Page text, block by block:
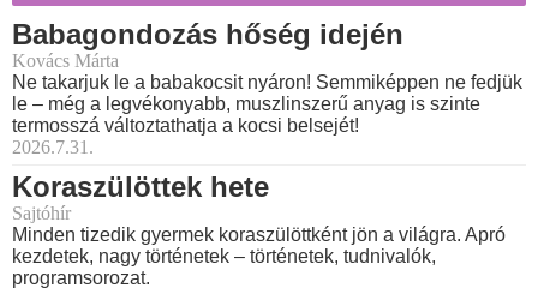
Babagondozás hőség idején
Kovács Márta
Ne takarjuk le a babakocsit nyáron! Semmiképpen ne fedjük
le – még a legvékonyabb, muszlinszerű anyag is szinte
termosszá változtathatja a kocsi belsejét!
2026.7.31.
Koraszülöttek hete
Sajtóhír
Minden tizedik gyermek koraszülöttként jön a világra. Apró
kezdetek, nagy történetek – történetek, tudnivalók,
programsorozat.